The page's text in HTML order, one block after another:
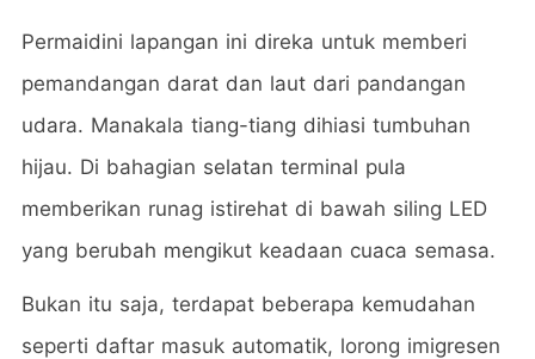
Permaidini lapangan ini direka untuk memberi
pemandangan darat dan laut dari pandangan
udara. Manakala tiang-tiang dihiasi tumbuhan
hijau. Di bahagian selatan terminal pula
memberikan runag istirehat di bawah siling LED
yang berubah mengikut keadaan cuaca semasa.
Bukan itu saja, terdapat beberapa kemudahan
seperti daftar masuk automatik, lorong imigresen